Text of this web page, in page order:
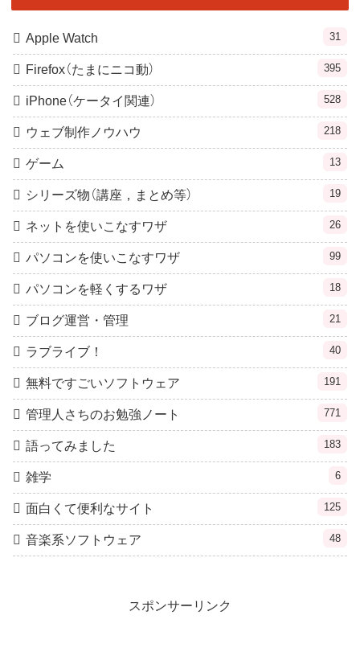
Apple Watch 31
Firefox（たまにニコ動） 395
iPhone（ケータイ関連） 528
ウェブ制作ノウハウ 218
ゲーム 13
シリーズ物（講座，まとめ等） 19
ネットを使いこなすワザ 26
パソコンを使いこなすワザ 99
パソコンを軽くするワザ 18
ブログ運営・管理 21
ラブライブ！ 40
無料ですごいソフトウェア 191
管理人さちのお勉強ノート 771
語ってみました 183
雑学 6
面白くて便利なサイト 125
音楽系ソフトウェア 48
スポンサーリンク